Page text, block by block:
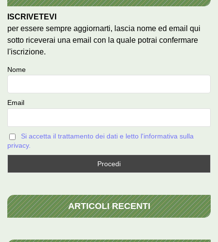
ISCRIVETEVI
per essere sempre aggiornarti, lascia nome ed email qui
sotto riceverai una email con la quale potrai confermare
l'iscrizione.
Nome
Email
Si accetta il trattamento dei dati e letto l'informativa sulla
privacy.
ARTICOLI RECENTI